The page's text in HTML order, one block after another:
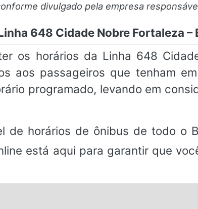
divulgado pela empresa
648 Cidade Nobre Fortaleza –
os horários da Linha 648
aos passageiros que tenham
programado, levando em
de horários de ônibus de todo o
está aqui para garantir que